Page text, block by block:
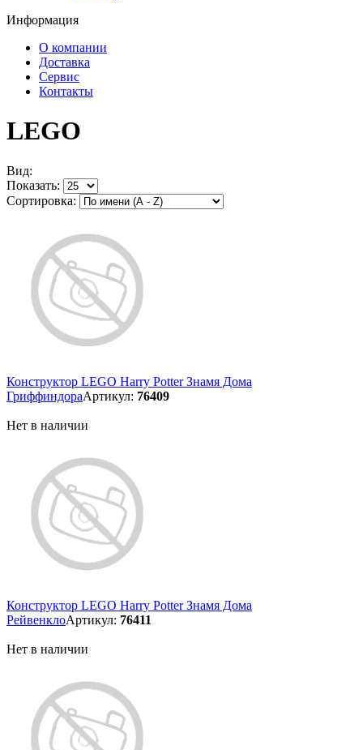
Информация
О компании
Доставка
Сервис
Контакты
LEGO
Вид:
Показать:
Сортировка:
Конструктор LEGO Harry Potter Знамя Дома
ГриффиндораАртикул: 76409
Нет в наличии
Конструктор LEGO Harry Potter Знамя Дома
РейвенклоАртикул: 76411
Нет в наличии